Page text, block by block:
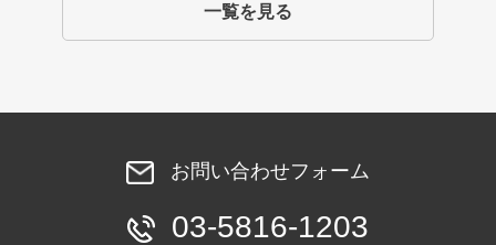
一覧を見る
お問い合わせフォーム
03-5816-1203